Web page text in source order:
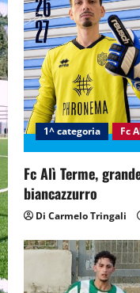
g
a
t
i
o
n
1^ categoria Fc
Fc Alì Terme,
biancazzurro
Di Carmelo Tringali